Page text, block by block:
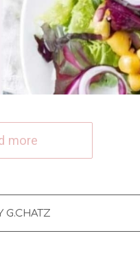
more
G.CHATZ